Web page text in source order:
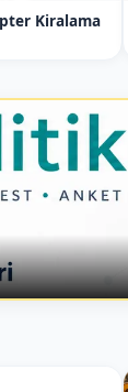
Bu nedenle
Kiralama